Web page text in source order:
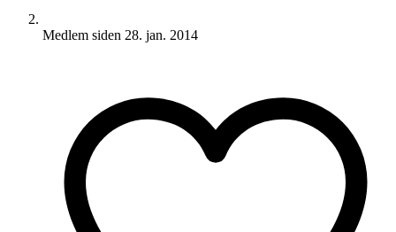
Medlem siden 28. jan. 2014